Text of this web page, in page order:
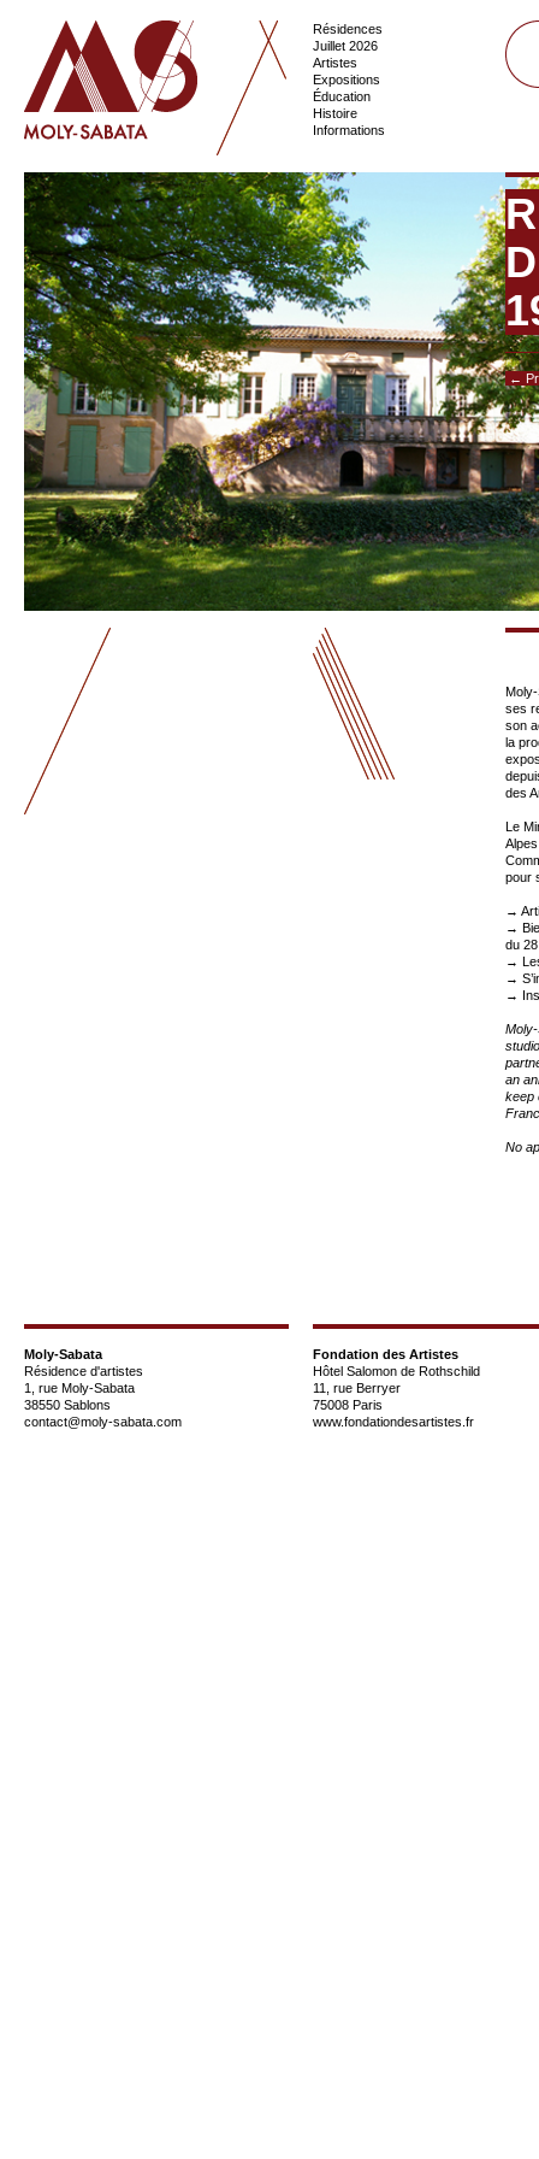
Résidences
Juillet 2026
Artistes
Expositions
Éducation
Histoire
Informations
←
ses
son
la
des
Le
pour
→
→
du
→
→
→
an
keep
No
Moly-Sabata
Résidence d'artistes
1, rue Moly-Sabata
38550 Sablons
contact@moly-sabata.com
Fondation des Artistes
Hôtel Salomon de Rothschild
11, rue Berryer
75008 Paris
www.fondationdesartistes.fr